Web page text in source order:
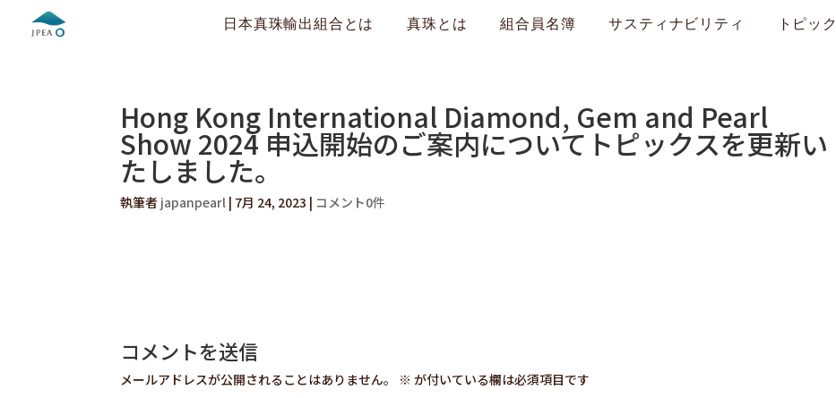
日本真珠輸出組合とは 真珠とは 組合員名簿 サスティナビリティ トピッ
Hong Kong International Diamond, Gem and Pearl
Show 2024 申込開始のご案内についてトピックスを更新い
たしました。
執筆者 japanpearl | 7月 24, 2023 | コメント0件
コメントを送信
メールアドレスが公開されることはありません。 ※ が付いている欄は必須項目です